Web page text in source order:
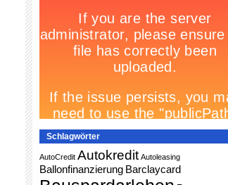
Schlagwörter
AutoCredit Autokredit Autoleasing
Ballonfinanzierung Barclaycard